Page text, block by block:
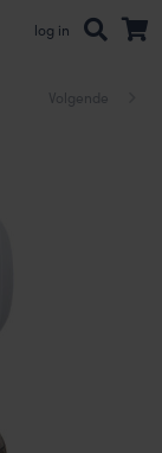
log in
Volgende